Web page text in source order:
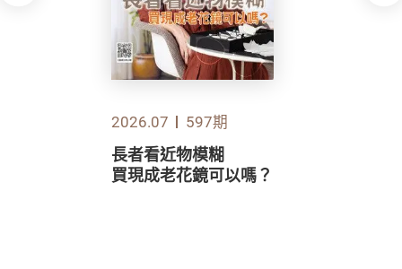
2026.07 597期
長者看近物模糊
買現成老花鏡可以嗎？